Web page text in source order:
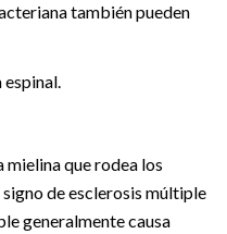
también pueden
mielina que rodea los
de esclerosis múltiple
generalmente causa